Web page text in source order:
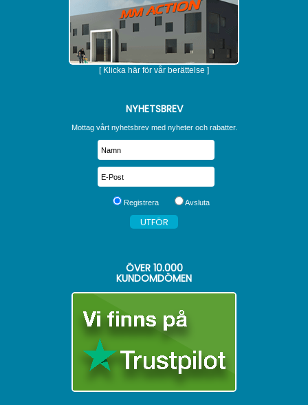
[ Klicka här för vår berättelse ]
NYHETSBREV
Mottag vårt nyhetsbrev med nyheter och rabatter.
Registrera Avsluta
ÖVER 10.000
KUNDOMDÖMEN